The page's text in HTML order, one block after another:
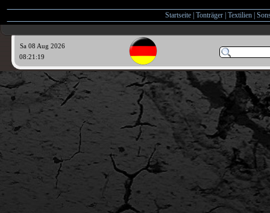
Startseite Tonträger Textilien
Sa 08 Aug 2026
08:21:20